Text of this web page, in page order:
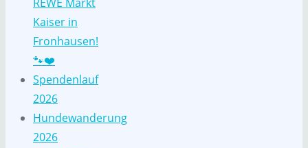
Kaiser in
Fronhausen!
🐾❤️
Spendenlauf
2026
Hundewanderung
2026